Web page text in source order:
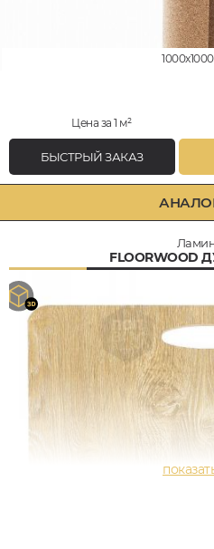
Цена за 1 м²
БЫСТРЫЙ ЗАКАЗ
FLOORWOOD